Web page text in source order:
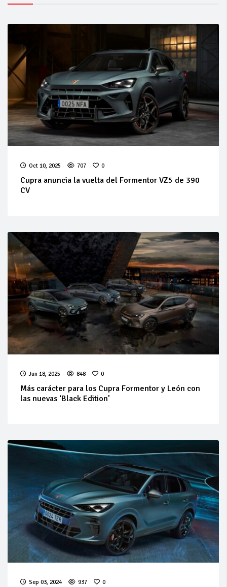
Oct 10, 2025 707 0
Cupra anuncia la vuelta del Formentor VZ5 de 390
CV
Jun 18, 2025 848 0
Más carácter para los Cupra Formentor y León con
las nuevas ‘Black Edition’
Sep 03, 2024 937 0